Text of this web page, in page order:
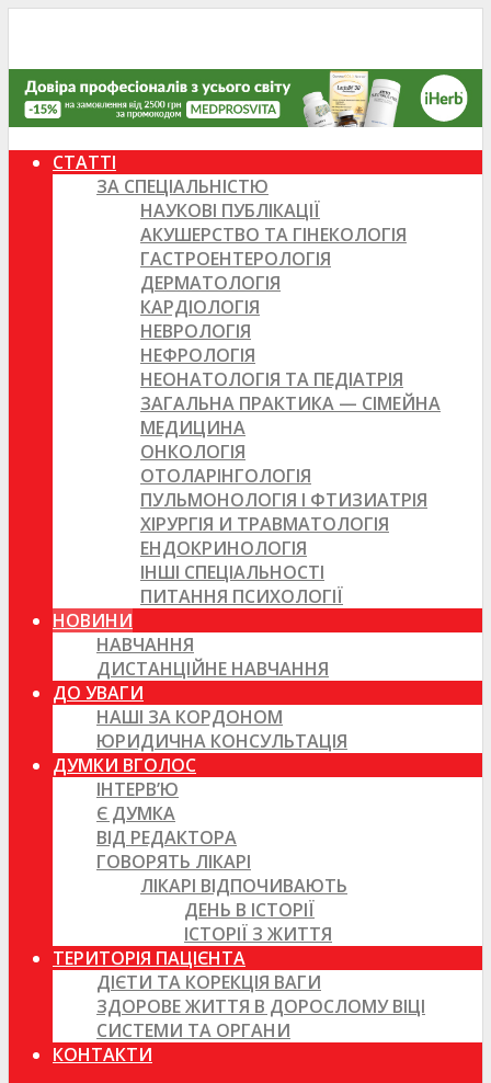
СТАТТІ
ЗА СПЕЦІАЛЬНІСТЮ
НАУКОВІ ПУБЛІКАЦІЇ
АКУШЕРСТВО ТА ГІНЕКОЛОГІЯ
ГАСТРОЕНТЕРОЛОГІЯ
ДЕРМАТОЛОГІЯ
КАРДІОЛОГІЯ
НЕВРОЛОГІЯ
НЕФРОЛОГІЯ
НЕОНАТОЛОГІЯ ТА ПЕДІАТРІЯ
ЗАГАЛЬНА ПРАКТИКА — СІМЕЙНА
МЕДИЦИНА
ОНКОЛОГІЯ
ОТОЛАРІНГОЛОГІЯ
ПУЛЬМОНОЛОГІЯ І ФТИЗИАТРІЯ
ХІРУРГІЯ И ТРАВМАТОЛОГІЯ
ЕНДОКРИНОЛОГІЯ
ІНШІ СПЕЦІАЛЬНОСТІ
ПИТАННЯ ПСИХОЛОГІЇ
НОВИНИ
НАВЧАННЯ
ДИСТАНЦІЙНЕ НАВЧАННЯ
ДО УВАГИ
НАШІ ЗА КОРДОНОМ
ЮРИДИЧНА КОНСУЛЬТАЦІЯ
ДУМКИ ВГОЛОС
ІНТЕРВ’Ю
Є ДУМКА
ВІД РЕДАКТОРА
ГОВОРЯТЬ ЛІКАРІ
ЛІКАРІ ВІДПОЧИВАЮТЬ
ДЕНЬ В ІСТОРІЇ
ІСТОРІЇ З ЖИТТЯ
ТЕРИТОРІЯ ПАЦІЄНТА
ДІЄТИ ТА КОРЕКЦІЯ ВАГИ
ЗДОРОВЕ ЖИТТЯ В ДОРОСЛОМУ ВІЦІ
СИСТЕМИ ТА ОРГАНИ
КОНТАКТИ